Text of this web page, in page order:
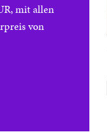
mit allen
von